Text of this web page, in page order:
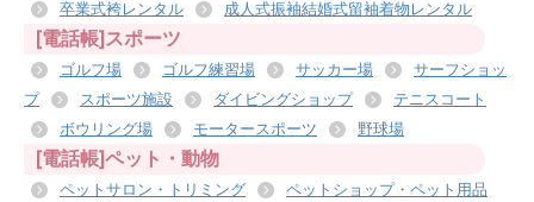
卒業式袴レンタル 成人式振袖結婚式留袖着物レンタル
[電話帳]スポーツ
ゴルフ場 ゴルフ練習場 サッカー場
サーフショッ
プ
スポーツ施設 ダイビングショップ
テニスコート
ボウリング場
モータースポーツ 野球場
[電話帳]ペット・動物
ペットサロン・トリミング
ペットショップ・ペット用品